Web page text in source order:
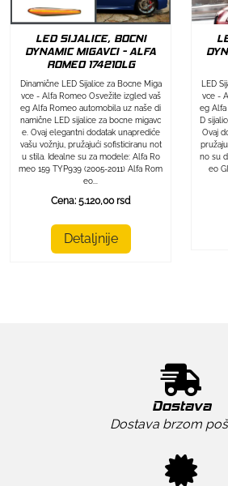
LED SIJALICE, BOCNI
DYNAMIC MIGAVCI - ALFA
ROMEO 174210LG
Dinamične LED Sijalice za Bocne Miga
vce - Alfa Romeo Osvežite izgled vaš
eg Alfa Romeo automobila uz naše di
namične LED sijalice za bocne migavc
e. Ovaj elegantni dodatak unaprediće
vašu vožnju, pružajući sofisticiranu not
u stila. Idealne su za modele: Alfa Ro
meo 159 TYP939 (2005-2011) Alfa Rom
eo...
Cena: 5.120,00 rsd
Detaljnije
LED
vce -
eg Alfa
D
Ovaj
no su
eo
Dostava
Dostava brzom